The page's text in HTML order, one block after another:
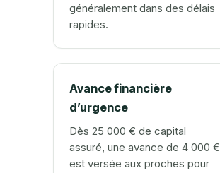
généralement dans des délais
rapides.
Avance financière
d’urgence
Dès 25 000 € de capital
assuré, une avance de 4 000 €
est versée aux proches pour